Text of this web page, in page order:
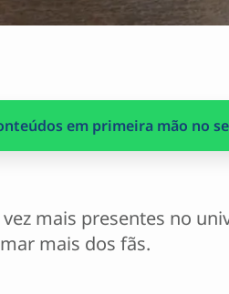
em primeira mão no
mais presentes no
mais dos fãs.